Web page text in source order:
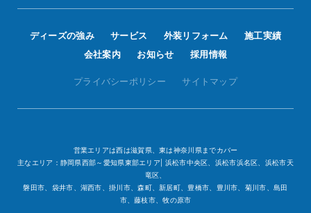
ディーズの強み サービス 外装リフォーム
施工実績
会社案内
お知らせ 採用情報
プライバシーポリシー サイトマップ
営業エリアは西は滋賀県、東は神奈川県までカバー
主なエリア：静岡県西部～愛知県東部エリア| 浜松市中央区、浜松市浜名区、浜松市天
竜区、
磐田市、袋井市、湖西市、掛川市、森町、新居町、豊橋市、豊川市、菊川市、島田
市、藤枝市、牧の原市